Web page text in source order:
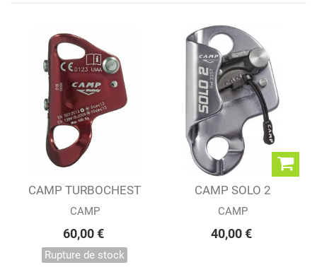
CAMP TURBOCHEST
CAMP
60,00 €
Rupture de stock
CAMP SOLO 2
CAMP
40,00 €